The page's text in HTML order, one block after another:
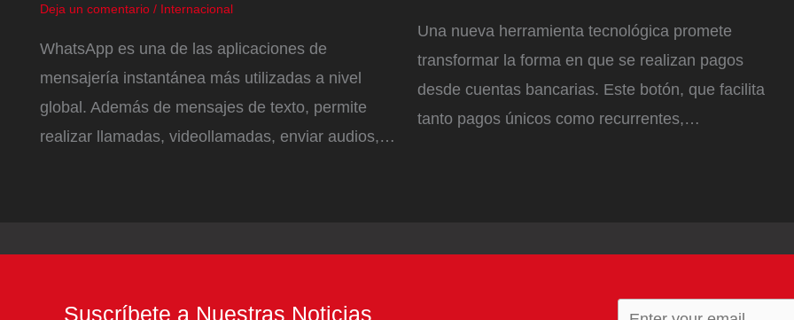
Deja un comentario / Internacional
WhatsApp es una de las aplicaciones de
mensajería instantánea más utilizadas a nivel
global. Además de mensajes de texto, permite
realizar llamadas, videollamadas, enviar audios,…
Una nueva herramienta tecnológica promete
transformar la forma en que se realizan pagos
desde cuentas bancarias. Este botón, que facilita
tanto pagos únicos como recurrentes,…
Suscríbete a Nuestras Noticias